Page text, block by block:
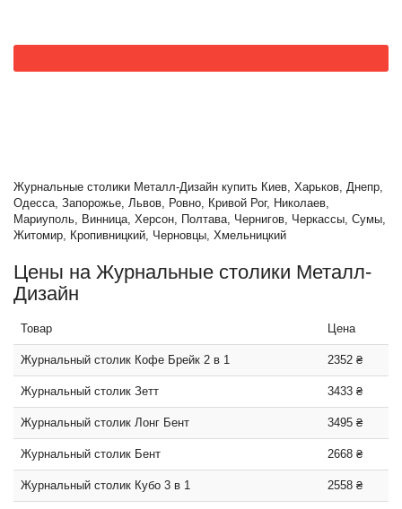
Журнальные столики Металл-Дизайн купить Киев, Харьков, Днепр,
Одесса, Запорожье, Львов, Ровно, Кривой Рог, Николаев,
Мариуполь, Винница, Херсон, Полтава, Чернигов, Черкассы, Сумы,
Житомир, Кропивницкий, Черновцы, Хмельницкий
Цены на Журнальные столики Металл-
Дизайн
Товар Цена
Журнальный столик Кофе Брейк 2 в 1 2352 ₴
Журнальный столик Зетт 3433 ₴
Журнальный столик Лонг Бент 3495 ₴
Журнальный столик Бент 2668 ₴
Журнальный столик Кубо 3 в 1 2558 ₴